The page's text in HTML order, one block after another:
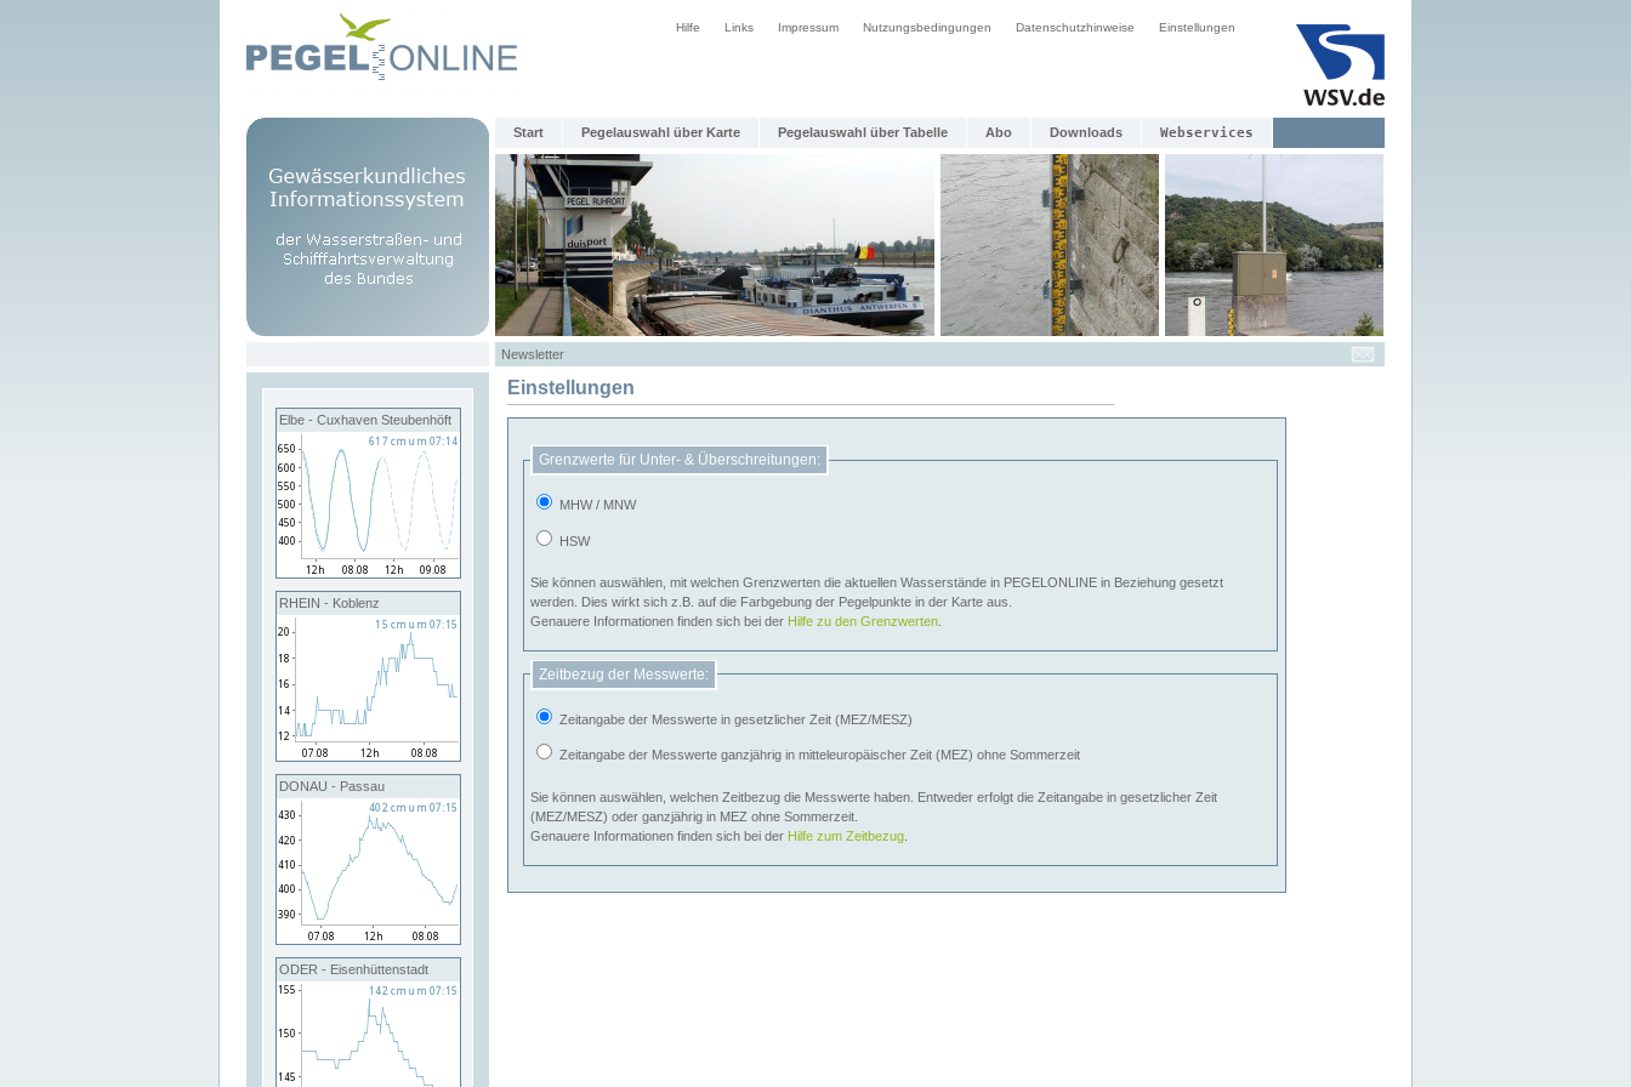
Hilfe Links Impressum Nutzungsbedingungen Datenschutzhinweise Einstellungen
Start Pegelauswahl über Karte Pegelauswahl über Tabelle Abo Downloads Webservices
Newsletter
Elbe - Cuxhaven Steubenhöft
RHEIN - Koblenz
DONAU - Passau
ODER - Eisenhüttenstadt
Einstellungen
Grenzwerte für Unter- & Überschreitungen:
MHW / MNW
HSW
Sie können auswählen, mit welchen Grenzwerten die aktuellen Wasserstände in PEGELONLINE in Beziehung gesetzt
werden. Dies wirkt sich z.B. auf die Farbgebung der Pegelpunkte in der Karte aus.
Genauere Informationen finden sich bei der Hilfe zu den Grenzwerten
Zeitbezug der Messwerte:
Zeitangabe der Messwerte in gesetzlicher Zeit (MEZ/MESZ)
Zeitangabe der Messwerte ganzjährig in mitteleuropäischer Zeit (MEZ) ohne Sommerzeit
Sie können auswählen, welchen Zeitbezug die Messwerte haben. Entweder erfolgt die Zeitangabe in gesetzlicher Zeit
(MEZ/MESZ) oder ganzjährig in MEZ ohne Sommerzeit.
Genauere Informationen finden sich bei der Hilfe zum Zeitbezug